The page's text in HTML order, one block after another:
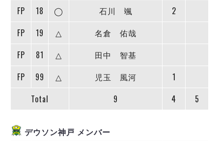
湘南ベルマーレ
名古屋オーシャンズ
シュライカー大阪
バサジィ大分
選手の通算記録（Ｆ２）
ヴォスクオーレ仙台
FOLLOW US!
FP
18 ◯ 石川 颯
2
FP
19 △
名倉 佑哉
FP
81 △
田中 智基
FP
99 △ 児玉 風河
1
Total
9 4 5
デウソン神戸 メンバー